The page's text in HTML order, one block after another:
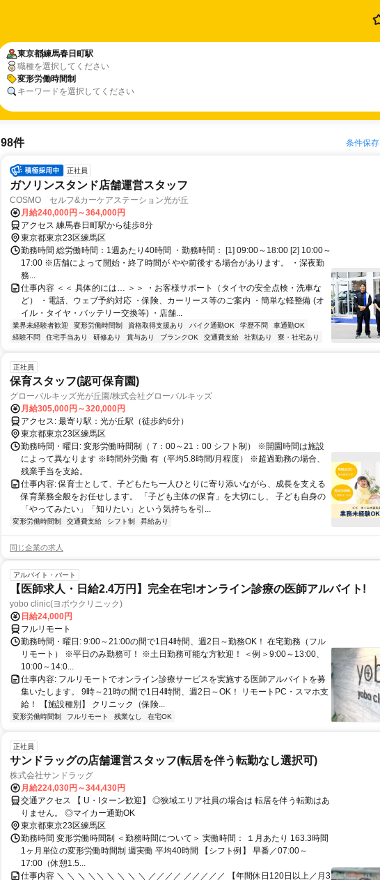
東京都練馬春日町駅
職種を選択してください
変形労働時間制
キーワードを選択してください
98件 条件保存
正社員
ガソリンスタンド店舗運営スタッフ
COSMO セルフ&カーケアステーション光が丘
月給240,000円～364,000円
アクセス 練馬春日町駅から徒歩8分
東京都東京23区練馬区
勤務時間 総労働時間：1週あたり40時間 ・勤務時間： [1] 09:00～18:00 [2] 10:00～
17:00 ※店舗によって開始・終了時間が やや前後する場合があります。 ・深夜勤
務...
仕事内容 ＜＜ 具体的には… ＞＞ ・お客様サポート（タイヤの安全点検・洗車な
ど） ・電話、ウェブ予約対応 ・保険、カーリース等のご案内 ・簡単な軽整備 (オ
イル・タイヤ・バッテリー交換等) ・店舗...
業界未経験者歓迎 変形労働時間制 資格取得支援あり バイク通勤OK 学歴不問
車通勤OK
経験不問
住宅手当あり 研修あり 賞与あり ブランクOK 交通費支給 社割あり 寮・社宅あり
正社員
保育スタッフ(認可保育園)
グローバルキッズ光が丘園/株式会社グローバルキッズ
月給305,000円～320,000円
アクセス: 最寄り駅：光が丘駅（徒歩約6分）
東京都東京23区練馬区
勤務時間・曜日: 変形労働時間制（ 7：00～21：00 シフト制） ※開園時間は施設
によって異なります ※時間外労働 有（平均5.8時間/月程度） ※超過勤務の場合、
残業手当を支給。
仕事内容: 保育士として、子どもたち一人ひとりに寄り添いながら、成長を支える
保育業務全般をお任せします。 「子ども主体の保育」を大切にし、 子ども自身の
「やってみたい」「知りたい」という気持ちを引...
変形労働時間制 交通費支給 シフト制 昇給あり
同じ企業の求人
アルバイト・パート
【医師求人・日給2.4万円】完全在宅!オンライン診療の医師アルバイト!
yobo clinic(ヨボウクリニック)
日給24,000円
フルリモート
勤務時間・曜日: 9:00～21:00の間で1日4時間、週2日～勤務OK！ 在宅勤務（フル
リモート） ※平日のみ勤務可！ ※土日勤務可能な方歓迎！ ＜例＞9:00～13:00、
10:00～14:0...
仕事内容: フルリモートでオンライン診療サービスを実施する医師アルバイトを募
集いたします。 9時～21時の間で1日4時間、週2日～OK！ リモートPC・スマホ支
給！ 【施設種別】 クリニック（保険...
変形労働時間制 フルリモート 残業なし 在宅OK
正社員
サンドラッグの店舗運営スタッフ(転居を伴う転勤なし選択可)
株式会社サンドラッグ
月給224,030円～344,430円
交通アクセス 【 U・Iターン歓迎】 ◎狭域エリア社員の場合は 転居を伴う転勤はあ
りません。 ◎マイカー通勤OK
東京都東京23区練馬区
勤務時間 変形労働時間制 ＜勤務時間について＞ 実働時間： １月あたり 163.3時間
1ヶ月単位の変形労働時間制 週実働 平均40時間 【シフト例】 早番／07:00～
17:00（休憩1.5...
仕事内容 ＼ ＼ ＼ ＼＼ ＼ ＼ ＼ ＼ ／／／／ ／／／／／ 【年間休日120日以上／月3